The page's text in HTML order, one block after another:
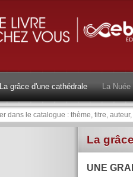
La grâce d'une cathédrale La
La
UNE